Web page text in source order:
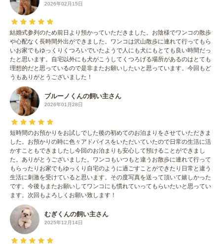
2026年02月15日
結婚式参列のため前日より預かっていただきました。お陰様でワンコの散歩
や心配なく長時間外出ができました。ワンコは沢山散歩に連れて行ってもら
いお家でもゆっくりくつろいでいたようで人にも犬にもとても良い時間だっ
たと思います。自宅以外にも犬がこうしてくつろげる場所があるのはとても
理想的だと思っているので是非またお願いしたいと思っています。今回もど
うもありがとうございました！
ブルーノくんの飼い主さん
2026年01月28日
短時間のお預かりをお試しでした後の初めてのお泊まりをさせていただきま
した。お預かりの時に色々アドバイスをいただいていたので日常の生活に活
かすこともできましたし今回のお泊まりも安心して預けることができまし
た。ありがとうございました。ワンコもいつもと違うお散歩に連れて行って
もらったりお家でもゆっくり自宅のように過ごすことができたり日常と違う
生活に刺激を受けていると思います。その度写真を送って頂いて嬉しかった
です。今後もまたお願いしてワンコにも慣れていってもらいたいと思ってい
ます。次回もよろしくお願い致します！
むぎくんの飼い主さん
2025年12月14日